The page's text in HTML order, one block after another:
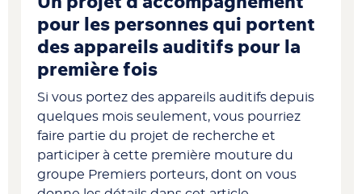
pour les personnes qui portent
des appareils auditifs pour la
première fois
Si vous portez des appareils auditifs depuis
quelques mois seulement, vous pourriez
faire partie du projet de recherche et
participer à cette première mouture du
groupe Premiers porteurs, dont on vous